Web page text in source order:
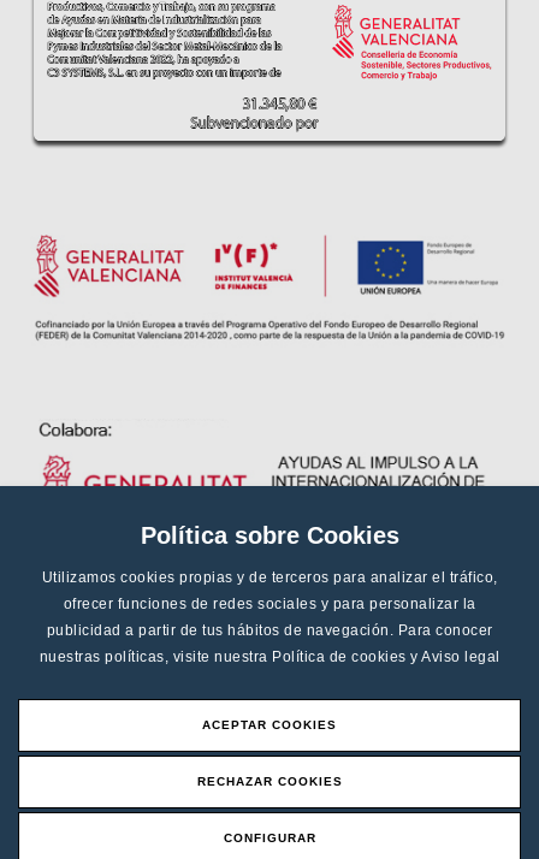
Política sobre Cookies
Utilizamos cookies propias y de terceros para analizar el tráfico,
ofrecer funciones de redes sociales y para personalizar la
publicidad a partir de tus hábitos de navegación. Para conocer
nuestras políticas, visite nuestra Política de cookies y Aviso legal
ACEPTAR COOKIES
RECHAZAR COOKIES
CONFIGURAR